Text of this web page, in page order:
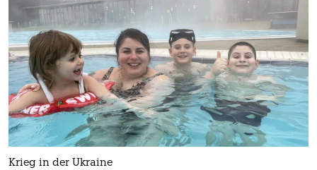
Krieg in der Ukraine